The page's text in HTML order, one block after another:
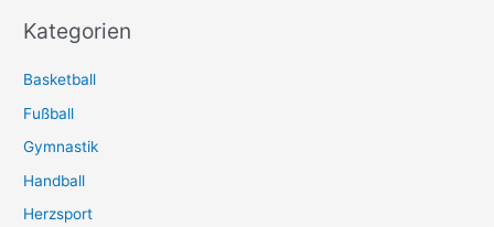
Kategorien
Basketball
Fußball
Gymnastik
Handball
Herzsport